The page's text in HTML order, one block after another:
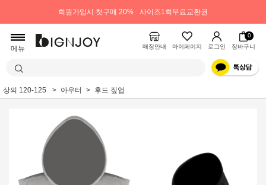
회원가입시 첫구매 20% 사이즈1회무료교환권
메뉴 매장안내 마이페이지 로그인
0
장바구니
상의 120-125 아우터 후드 짚업